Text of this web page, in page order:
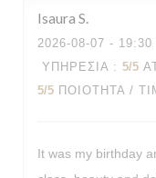
Isaura S
2026-08-07 -
ΥΠΗΡΕΣΊΑ : 5/5
5/5 ΠΟΙΌΤΗΤΑ /
It was my birthday